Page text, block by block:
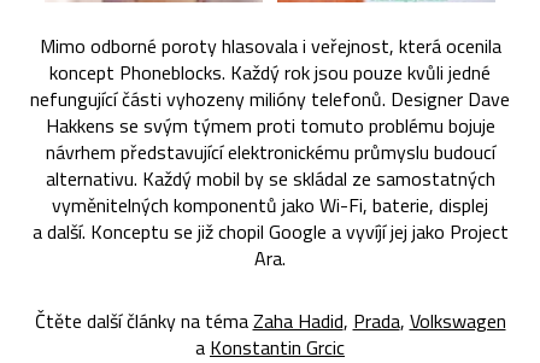
Mimo odborné poroty hlasovala i veřejnost, která ocenila
koncept Phoneblocks. Každý rok jsou pouze kvůli jedné
nefungující části vyhozeny milióny telefonů. Designer Dave
Hakkens se svým týmem proti tomuto problému bojuje
návrhem představující elektronickému průmyslu budoucí
alternativu. Každý mobil by se skládal ze samostatných
vyměnitelných komponentů jako Wi-Fi, baterie, displej
a další. Konceptu se již chopil Google a vyvíjí jej jako Project
Ara.
Čtěte další články na témaZaha Hadid, Prada, Volkswagen
a Konstantin Grcic